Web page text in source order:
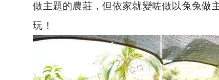
做主題的農莊，但依家就變咗做以兔兔做
玩！